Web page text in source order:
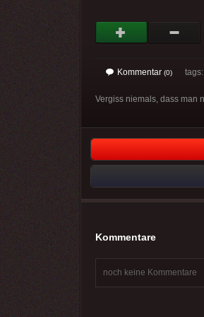
Kommentar (0)
Vergiss niemals, dass man
Kommentare
noch keine Kommentare